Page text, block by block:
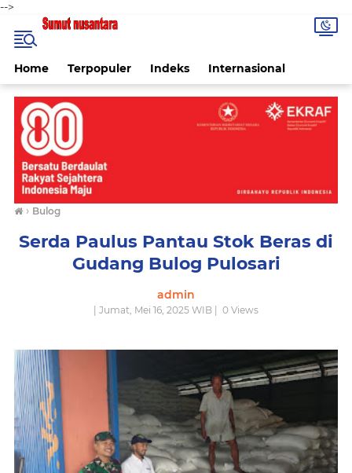
-->
Home Terpopuler Indeks Internasional
› Bulog
Serda Paulus Pantau Stok Beras di
Gudang Bulog Pulosari
admin
| Jumat, Mei 16, 2025 WIB | 0 Views